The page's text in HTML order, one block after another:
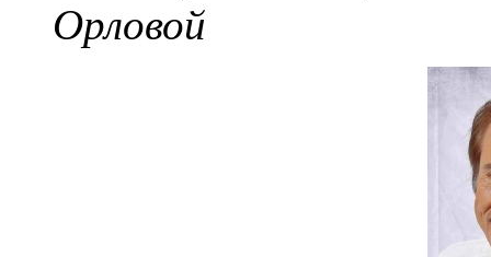
Орловой